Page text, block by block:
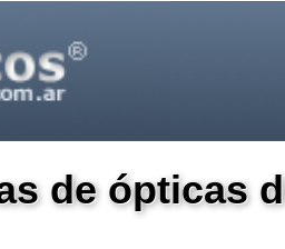
de ópticas